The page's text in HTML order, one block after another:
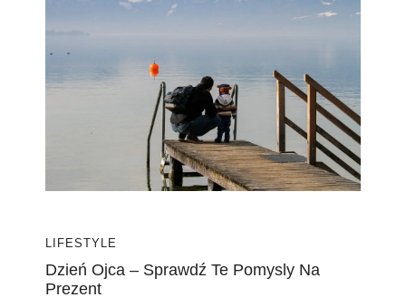
LIFESTYLE
Dzień Ojca – Sprawdź Te Pomysly Na
Prezent